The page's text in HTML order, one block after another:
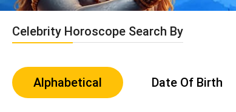
Celebrity Horoscope Search By
Alphabetical Date Of Birth